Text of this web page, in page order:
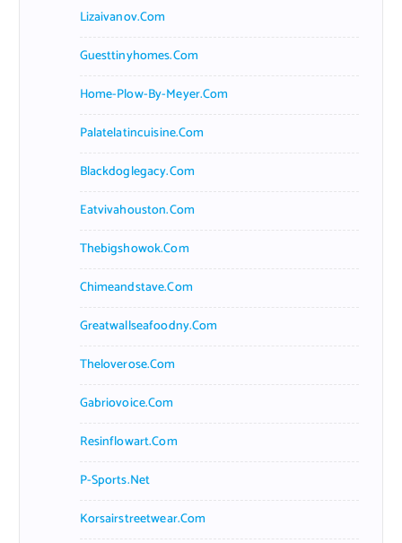
Lizaivanov.com
Guesttinyhomes.com
Home-Plow-By-Meyer.com
Palatelatincuisine.com
Blackdoglegacy.com
Eatvivahouston.com
Thebigshowok.com
Chimeandstave.com
Greatwallseafoodny.com
Theloverose.com
Gabriovoice.com
Resinflowart.com
P-Sports.net
Korsairstreetwear.com